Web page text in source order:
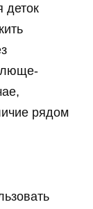
деток
рядом